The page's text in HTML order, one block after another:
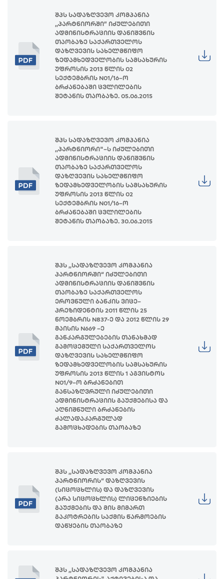
შპს სადაზღვევო კომპანია
,,პარტნიორში” იძულებითი
ადმინისტრაციის დანიშვნის
თაობაზე საქართველოს
დაზღვევის სახელმწიფო
ზედამხედველობის სამსახურის
უფროსის 2013 წლის 02
სექტემბრის N01/16–ო
ბრძანებაში ცვლილების
შეტანის თაობაზე. 05.06.2015
შპს სადაზღვევო კომპანია
,,პარტნიორი"–ს იძულებითი
ადმინისტრაციის დანიშვნის
თაობაზე საქართველოს
დაზღვევის სახელმწიფო
ზედამხედველობის სამსახურის
უფროსის 2013 წლის 02
სექტემბრის N01/16–ო
ბრძანებაში ცვლილების
შეტანის თაობაზე. 30.06.2015
შპს ,,სადაზღვევო კომპანია
პარტნიორში“ იძულებითი
ადმინისტრაციის დანიშვნის
თაობაზე საქართველოს
ეროვნული ბანკის ვიცე–
პრეზიდენტის 2011 წლის 25
ნოემბრის N837-ე და 2012 წლის 29
მაისის N669 –ე
განკარგულებების თანახმად
გამოცემული საქართველოს
დაზღვევის სახელმწიფო
ზედამხედველობის სამსახურის
უფროსის 2013 წლის 1 აგვისტოს
N01/9–ო ბრძანებით
განსაზღვრული იძულებითი
ადმინისტრაციის გაუქმებისა და
აღნიშნული ბრძანების
ძალადაკარგულად
გამოცხადების თაობაზე
შპს ,,სადაზღვევო კომპანია
პარტნიორის“ დაზღვევის
(სიცოცხლის) და დაზღვევის
(არა სიცოცხლის) ლიცენზიების
გაუქმების და მის მიმართ
გაკოტრების საქმის წარმოების
დაწყების თაობაზე
შპს ,,სადაზღვევო კომპანია